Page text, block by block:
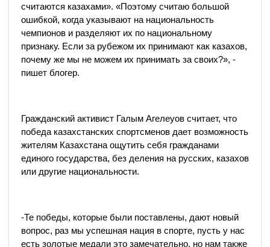
считаются казахами». «Поэтому считаю большой
ошибкой, когда указывают на национальность
чемпионов и разделяют их по национальному
признаку. Если за рубежом их принимают как казахов,
почему же мы не можем их принимать за своих?», -
пишет блогер.
Гражданский активист Галым Агелеуов считает, что
победа казахстанских спортсменов дает возможность
жителям Казахстана ощутить себя гражданами
единого государства, без деления на русских, казахов
или другие национальности.
-Те победы, которые были поставлены, дают новый
вопрос, раз мы успешная нация в спорте, пусть у нас
есть золотые медали это замечательно, но нам также